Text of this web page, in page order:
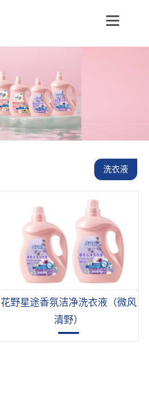
洗衣液
花野星途香氛洁净洗衣液（微风
清野）